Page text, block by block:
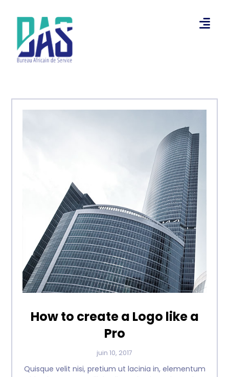
How to create a Logo like a
Pro
juin 10, 2017
Quisque velit nisi, pretium ut lacinia in, elementum